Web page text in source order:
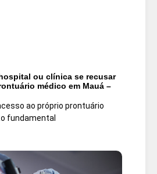
ou clínica se recusar
médico em Mauá –
ao próprio prontuário
fundamental